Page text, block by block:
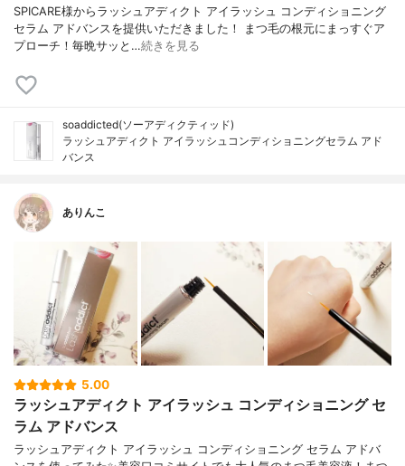
SPICARE様からラッシュアディクト アイラッシュ コンディショニング
セラム アドバンスを提供いただきました！ まつ毛の根元にまっすぐア
プローチ！毎晩サッと…続きを見る
soaddicted(ソーアディクティッド)
ラッシュアディクト アイラッシュコンディショニングセラム アド
バンス
ありんこ
5.00
ラッシュアディクト アイラッシュ コンディショニング セ
ラム アドバンス
ラッシュアディクト アイラッシュ コンディショニング セラム アドバ